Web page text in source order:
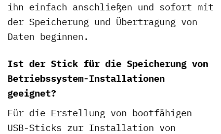
ihn einfach anschließen und sofort mit
der Speicherung und Übertragung von
Daten beginnen.
Ist der Stick für die Speicherung von
Betriebssystem-Installationen
geeignet?
Für die Erstellung von bootfähigen
USB-Sticks zur Installation von